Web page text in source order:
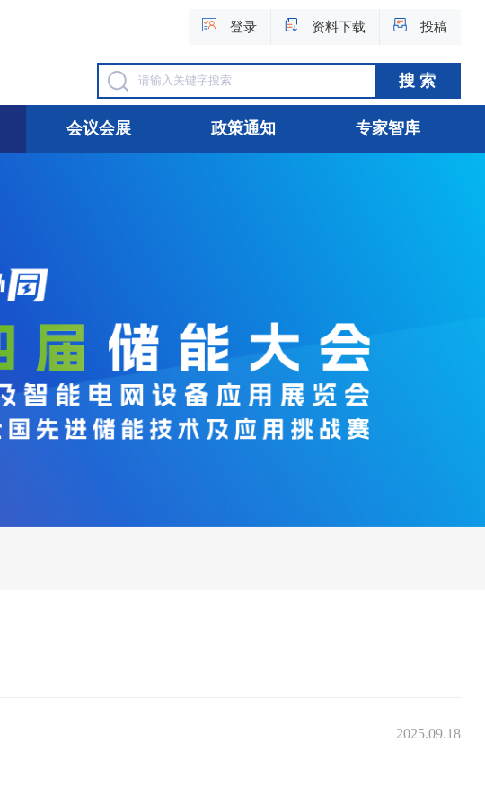
登录 资料下载 投稿
会议会展 政策通知 专家智库
2025.09.18